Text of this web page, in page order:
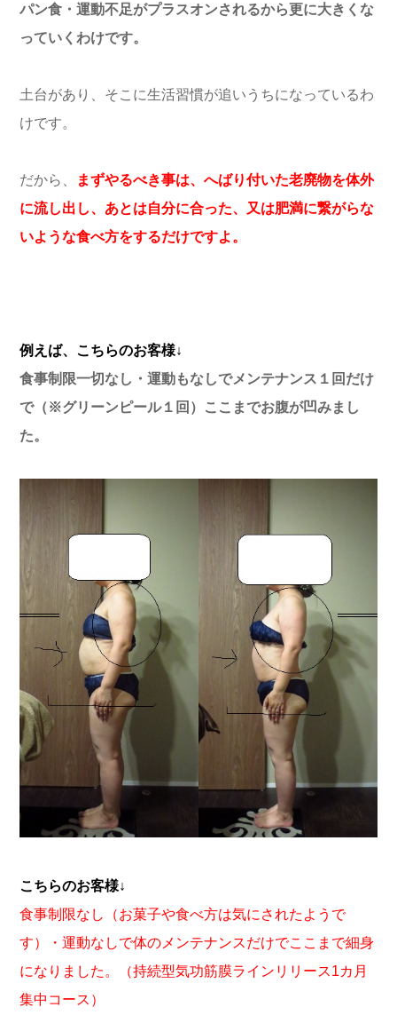
パン食・運動不足がプラスオンされるから更に大きくな
っていくわけです。
土台があり、そこに生活習慣が追いうちになっているわ
けです。
だから、
まずやるべき事は、へばり付いた老廃物を体外
に流し出し、あとは自分に合った、又は肥満に繋がらな
いような食べ方をするだけですよ。
例えば、こちらのお客様↓
食事制限一切なし・運動もなしでメンテナンス１回だけ
で（※グリーンピール１回）ここまでお腹が凹みまし
た。
こちらのお客様↓
食事制限なし（お菓子や食べ方は気にされたようで
す）・運動なしで体のメンテナンスだけでここまで細身
になりました。（持続型気功筋膜ラインリリース1カ月
集中コース）